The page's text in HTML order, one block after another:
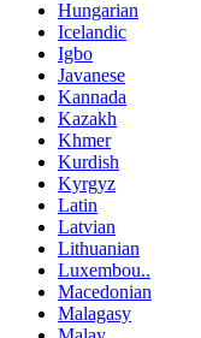
Hungarian
Icelandic
Igbo
Javanese
Kannada
Kazakh
Khmer
Kurdish
Kyrgyz
Latin
Latvian
Lithuanian
Luxembou..
Macedonian
Malagasy